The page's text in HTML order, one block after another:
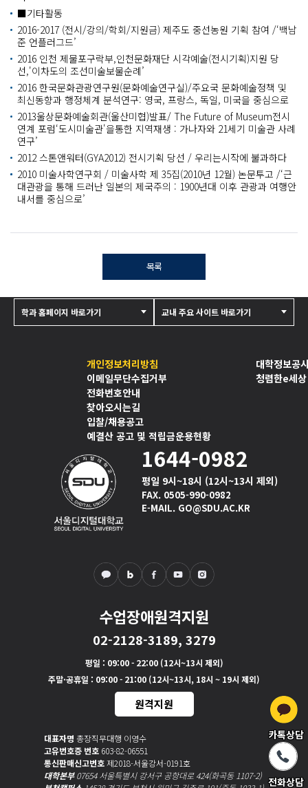
■기타활동
2016-2017 (전시/강의/학회/지원금) 제주도 중선농원 기획 참여 /‘백남
준 언플러그드’
2016 인천 제물포구락부,인천문화재단 시각예술(전시기획)지원 당
선,'이차도의 조선미술보물순례’
2016 한국문화관광연구원(문화예술연구실)/주요국 문화예술정책 및
최신동향과 행정체계 분석연구: 영국, 프랑스, 독일, 미국을 중심으로
2013울상문화예술회관(울산미협)발표/ The Future of Museum전시
연계 포럼‘도시미술관'을통한 지역재생 : 가나자와 21세기 미술관 사례
연구’
2012 스톤앤워터(GYA2012) 전시기획 당선 / 우리는시작에 불과하다
2010 미술사학연구회 / 미술사학 제 35집(2010년 12월) 논문투고 /‘근
대관광을 통해 드러난 일본의 제국주의 : 1900년대 이후 관광과 여행안
내서를 중심으로’
목록
개인정보처리방침
이메일무단수집거부
전화번호안내
찾아오시는길
입찰/채용공고
예결산 공고 및 적립금운용현황
대학정보공
청렴한e세상
1644-0982
평일 9시~18시 (12시~13시 제외)
FAX. 0505-990-0982
E-MAIL. GO@SDU.AC.KR
수업장애원격지원
02-2128-3189, 3279
평일 : 09:00 - 22:00 (12시~13시 제외)
주말·공휴일 : 09:00 - 21:00 (12시~13시, 18시 ~ 19시 제외)
원격지원
대표자명 총장직무대행 이영수
고유번호증 번호 603-82-06551
통신판매신고번호제2018-서울강서-0191호
대학본부07654 서울특별시 강서구 공항대로 424(화곡동 1107-2)
학과 홈페이지 바로가기 교내 주요 사이트 바로가기
카톡상담
전화상담